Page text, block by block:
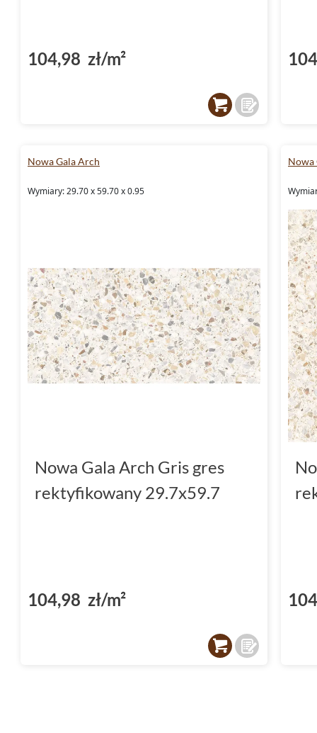
104,98 zł/m²
Nowa Gala Arch
Wymiary: 29.70 x 59.70 x 0.95
Nowa Gala Arch Gris gres
rektyfikowany 29.7x59.7
104,98 zł/m²
Nowa